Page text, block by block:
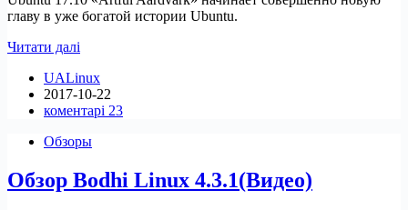
главу в уже богатой истории Ubuntu.
Читати далі
17.10
Artful
Aardvark
UALinux
2017-10-22
коментарі 23
Обзоры
Обзор Bodhi Linux 4.3.1(Видео)